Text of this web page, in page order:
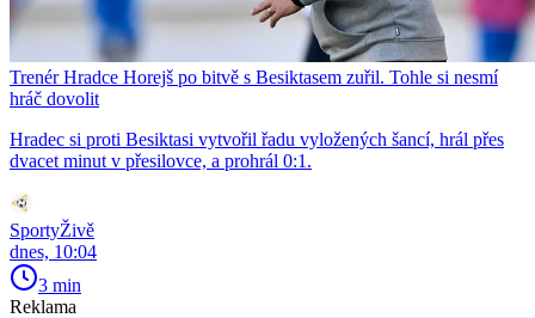
Trenér Hradce Horejš po bitvě s Besiktasem zuřil. Tohle si nesmí
hráč dovolit
Hradec si proti Besiktasi vytvořil řadu vyložených šancí, hrál přes
dvacet minut v přesilovce, a prohrál 0:1.
SportyŽivě
dnes, 10:04
3 min
Reklama